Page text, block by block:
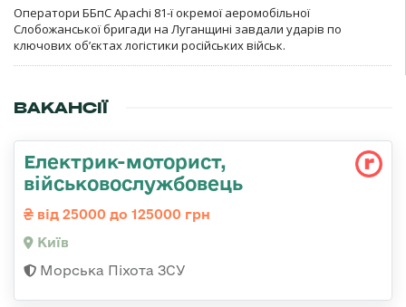
Оператори ББпС Apachi 81-ї окремої аеромобільної
Слобожанської бригади на Луганщині завдали ударів по
ключових об’єктах логістики російських військ.
ВАКАНСІЇ
Електрик-моторист,
військовослужбовець
від 25000 до 125000 грн
Київ
Морська Піхота ЗСУ